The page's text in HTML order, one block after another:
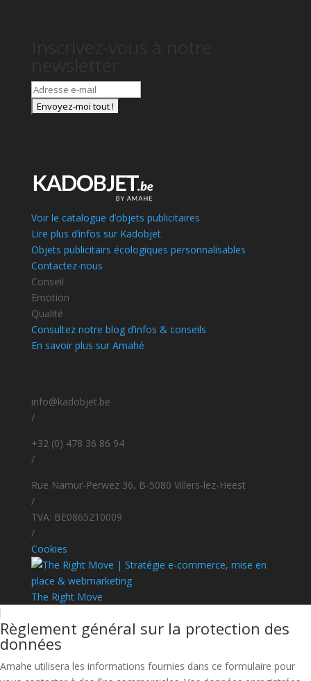
Voir le catalogue d’objets publicitaires
Lire plus d’infos sur Kadobjet
Objets publicitairs écologiques personnalisables
Contactez-nous
Conseil
Emotion
Qualité
Consultez notre blog d’infos & conseils
En savoir plus sur Amahé
info@kadobjet.be
/
+32 (0) 478 36 86 94
/
Rue Namur-Perwez 36, B-5080 Villers-lez-Heest
/
TVA: BE0865210009
/
Cookies
The Right Move
Règlement général sur la protection des
données
Amahe utilisera les informations fournies dans ce formulaire pour